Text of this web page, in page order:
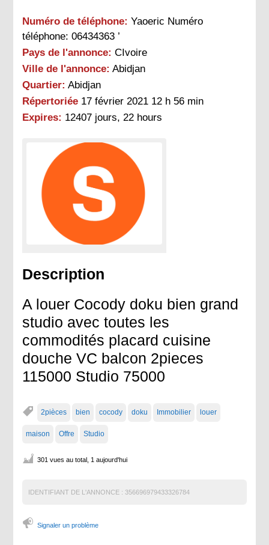
Numéro de téléphone: Yaoeric Numéro
téléphone: 06434363 ’
Pays de l'annonce: CIvoire
Ville de l'annonce: Abidjan
Quartier: Abidjan
Répertoriée 17 février 2021 12 h 56 min
Expires: 12407 jours, 22 hours
Description
A louer Cocody doku bien grand
studio avec toutes les
commodités placard cuisine
douche VC balcon 2pieces
115000 Studio 75000
2pièces bien cocody doku Immobilier louer
maison Offre Studio
301 vues au total, 1 aujourd'hui
IDENTIFIANT DE L'ANNONCE : 356696979433326784
Signaler un problème